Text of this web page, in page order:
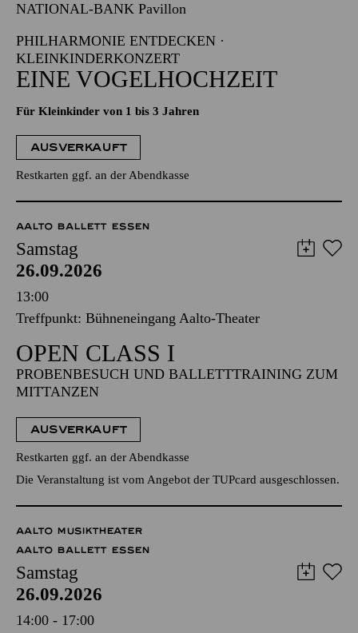
NATIONAL-BANK Pavillon
PHILHARMONIE ENTDECKEN ·
KLEINKINDERKONZERT
EINE VOGELHOCHZEIT
Für Kleinkinder von 1 bis 3 Jahren
AUSVERKAUFT
Restkarten ggf. an der Abendkasse
AALTO BALLETT ESSEN
Samstag
26.09.2026
13:00
Treffpunkt: Bühneneingang Aalto-Theater
OPEN CLASS I
PROBENBESUCH UND BALLETTTRAINING ZUM
MITTANZEN
AUSVERKAUFT
Restkarten ggf. an der Abendkasse
Die Veranstaltung ist vom Angebot der TUPcard ausgeschlossen.
AALTO MUSIKTHEATER
AALTO BALLETT ESSEN
Samstag
26.09.2026
14:00 - 17:00